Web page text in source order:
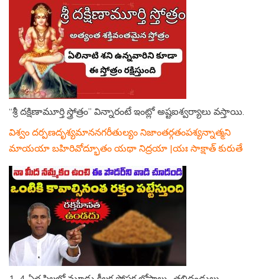
“శ్రీ దక్షిణామూర్తి స్త్రోత్రం” విన్నారంటే ఇంట్లో అష్టఐశ్వర్యాలు వస్తాయి.
విశ్వం దర్పణదృశ్యమాననగరీతుల్యం నిజాంతర్గతంపశ్యన్నాత్మని
మాయయా బహిరివోద్భూతం యథా నిద్రయా |యః సాక్షాత్ కురుతే